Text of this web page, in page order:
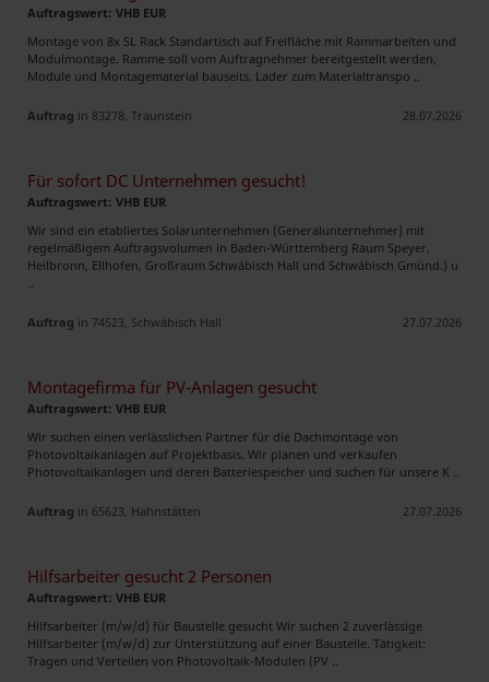
Auftragswert: VHB EUR
Montage von 8x SL Rack Standartisch auf Freifläche mit Rammarbeiten und
Modulmontage. Ramme soll vom Auftragnehmer bereitgestellt werden,
Module und Montagematerial bauseits. Lader zum Materialtranspo ..
Auftrag in 83278, Traunstein 28.07.2026
Für sofort DC Unternehmen gesucht!
Auftragswert: VHB EUR
Wir sind ein etabliertes Solarunternehmen (Generalunternehmer) mit
regelmäßigem Auftragsvolumen in Baden-Württemberg Raum Speyer,
Heilbronn, Ellhofen, Großraum Schwäbisch Hall und Schwäbisch Gmünd.) u
Auftrag in 74523, Schwäbisch Hall 27.07.2026
Montagefirma für PV-Anlagen gesucht
Auftragswert: VHB EUR
Wir suchen einen verlässlichen Partner für die Dachmontage von
Photovoltaikanlagen auf Projektbasis. Wir planen und verkaufen
Photovoltaikanlagen und deren Batteriespeicher und suchen für unsere K ..
Auftrag in 65623, Hahnstätten 27.07.2026
Hilfsarbeiter gesucht 2 Personen
Auftragswert: VHB EUR
Hilfsarbeiter (m/w/d) für Baustelle gesucht Wir suchen 2 zuverlässige
Hilfsarbeiter (m/w/d) zur Unterstützung auf einer Baustelle. Tätigkeit:
Tragen und Verteilen von Photovoltaik-Modulen (PV ..